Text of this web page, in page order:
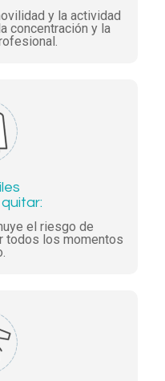
y la actividad
concentración y la
el riesgo de
todos los momentos